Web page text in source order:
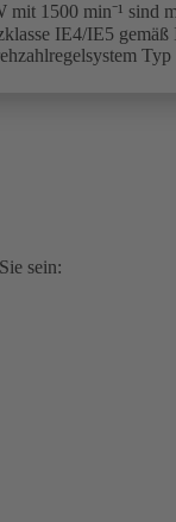
1500 min⁻¹ sind
IE4/IE5 gemäß
Rotorlagegeber.
sein: